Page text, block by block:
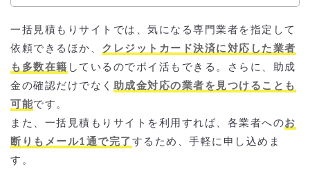
一括見積もりサイトでは、気になる専門業者を指定して
依頼できるほか、 クレジットカード決済に対応した業者
も多数在籍 しているのでポイ活もできる。さらに、助成
金の確認だけでなく 助成金対応の業者を見つけることも
可能です。
また、一括見積もりサイトを利用すれば、各業者へのお
断りもメール1通で完了 するため、手軽に申し込めま
す。